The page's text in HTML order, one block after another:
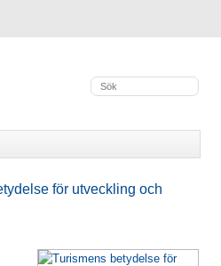
för utveckling och